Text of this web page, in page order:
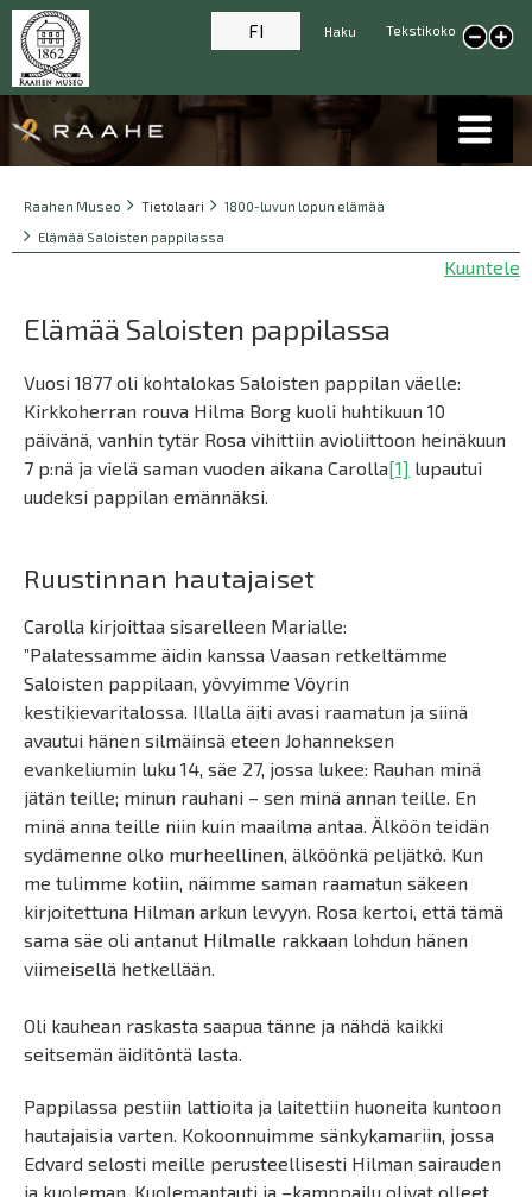
Tekstikoko
Pienennä tekstikokoa
Haku
FI
Breadcrumbs
You
are
here:
Raahen Museo Tietolaari
1800-luvun lopun elämää
Elämää Saloisten pappilassa
Kuuntele
Elämää Saloisten pappilassa
Vuosi 1877 oli kohtalokas Saloisten pappilan väelle:
Kirkkoherran rouva Hilma Borg kuoli huhtikuun 10
päivänä, vanhin tytär Rosa vihittiin avioliittoon heinäkuun
7 p:nä ja vielä saman vuoden aikana Carolla[1] lupautui
uudeksi pappilan emännäksi.
Ruustinnan hautajaiset
Carolla kirjoittaa sisarelleen Marialle:
”Palatessamme äidin kanssa Vaasan retkeltämme
Saloisten pappilaan, yövyimme Vöyrin
kestikievaritalossa. Illalla äiti avasi raamatun ja siinä
avautui hänen silmäinsä eteen Johanneksen
evankeliumin luku 14, säe 27, jossa lukee: Rauhan minä
jätän teille; minun rauhani – sen minä annan teille. En
minä anna teille niin kuin maailma antaa. Älköön teidän
sydämenne olko murheellinen, älköönkä peljätkö. Kun
me tulimme kotiin, näimme saman raamatun säkeen
kirjoitettuna Hilman arkun levyyn. Rosa kertoi, että tämä
sama säe oli antanut Hilmalle rakkaan lohdun hänen
viimeisellä hetkellään.
Oli kauhean raskasta saapua tänne ja nähdä kaikki
seitsemän äiditöntä lasta.
Pappilassa pestiin lattioita ja laitettiin huoneita kuntoon
hautajaisia varten. Kokoonnuimme sänkykamariin, jossa
Edvard selosti meille perusteellisesti Hilman sairauden
ja kuoleman. Kuolemantauti ja –kamppailu olivat olleet